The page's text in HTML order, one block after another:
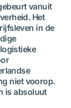
vanuit
Het
in de
niet voorop.
is absoluut